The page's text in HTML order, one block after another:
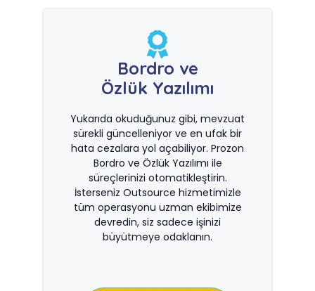
Bordro ve
Özlük Yazılımı
Yukarıda okuduğunuz gibi, mevzuat
sürekli güncelleniyor ve en ufak bir
hata cezalara yol açabiliyor. Prozon
Bordro ve Özlük Yazılımı ile
süreçlerinizi otomatikleştirin.
İsterseniz Outsource hizmetimizle
tüm operasyonu uzman ekibimize
devredin, siz sadece işinizi
büyütmeye odaklanın.